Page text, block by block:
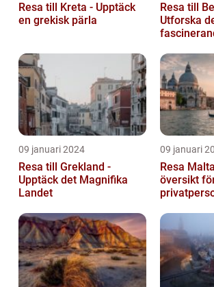
Resa till Kreta - Upptäck
en grekisk pärla
Resa till
Utforska
09 januari 2024
Resa till Grekland -
Upptäck det Magnifika
Landet
09 januari
Resa
översikt